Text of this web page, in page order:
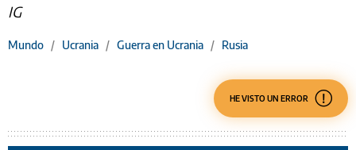
IG
Mundo / Ucrania / Guerra en Ucrania / Rusia
HE VISTO UN ERROR